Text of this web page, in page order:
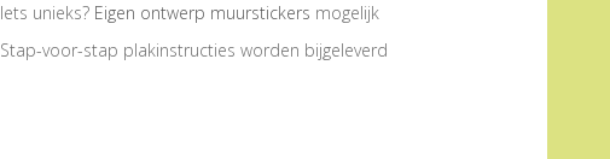
Iets unieks? Eigen ontwerp muurstickers mogelijk
Stap-voor-stap plakinstructies worden bijgeleverd